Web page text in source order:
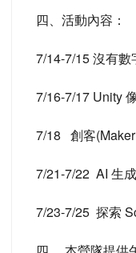
四、活動內容：
7/14-7/15 沒有數
7/16-7/17 Unity
7/18 創客(Maker
7/21-7/22 AI 生
7/23-7/25 探索